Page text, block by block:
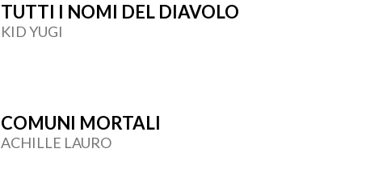
TUTTI I NOMI DEL DIAVOLO
KID YUGI
COMUNI MORTALI
ACHILLE LAURO